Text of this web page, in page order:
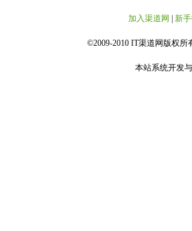
加入渠道网 新
©2009-2010 IT渠道网版权所
本站系统开发